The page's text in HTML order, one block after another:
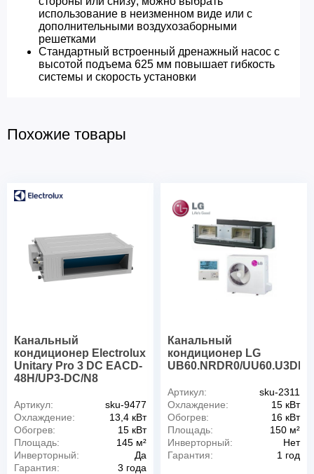
использование в неизменном виде или с
дополнительными воздухозаборными
решетками
Стандартный встроенный дренажный насос с
высотой подъема 625 мм повышает гибкость
системы и скорость установки
Похожие товары
Канальный
кондиционер Electrolux
Unitary Pro 3 DC EACD-
48H/UP3-DC/N8
Артикул:
sku-9477
Охлаждение:
13,4 кВт
Обогрев:
15 кВт
Площадь:
145 м²
Инверторный:
Да
Гарантия:
3 года
Канальный
кондиционер LG
UB60.NRDR0/UU60.U3DR0
Артикул:
sku-2311
Охлаждение:
15 кВт
Обогрев:
16 кВт
Площадь:
150 м²
Инверторный:
Нет
Гарантия:
1 год